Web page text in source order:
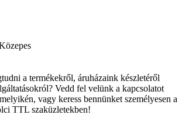
a termékekről, áruházaink készletéről
Vedd fel velünk a kapcsolatot
vagy keress bennünket személyesen a
TTL szaküzletekben!